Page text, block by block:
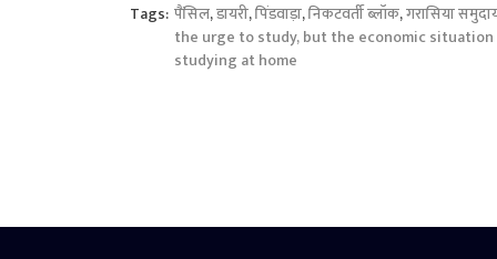
Tags: पैंसिल,डायरी,पिंडवाड़ा,निकटवर्ती ब्लॉक,गरासिया
the urge to study, but the economic
studying at home